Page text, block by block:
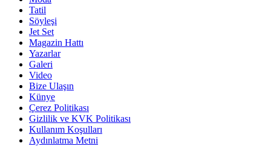
Tatil
Söyleşi
Jet Set
Magazin Hattı
Yazarlar
Galeri
Video
Bize Ulaşın
Künye
Çerez Politikası
Gizlilik ve KVK Politikası
Kullanım Koşulları
Aydınlatma Metni